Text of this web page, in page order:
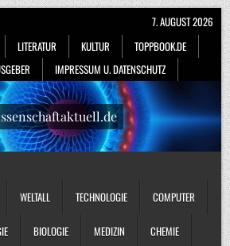
LITERATUR KULTUR
TOPPBOOK.DE
IMPRESSUM U. DATENSCHUTZ
7. AUGUST 2026
WELTALL TECHNOLOGIE COMPUTER
BIOLOGIE MEDIZIN CHEMIE